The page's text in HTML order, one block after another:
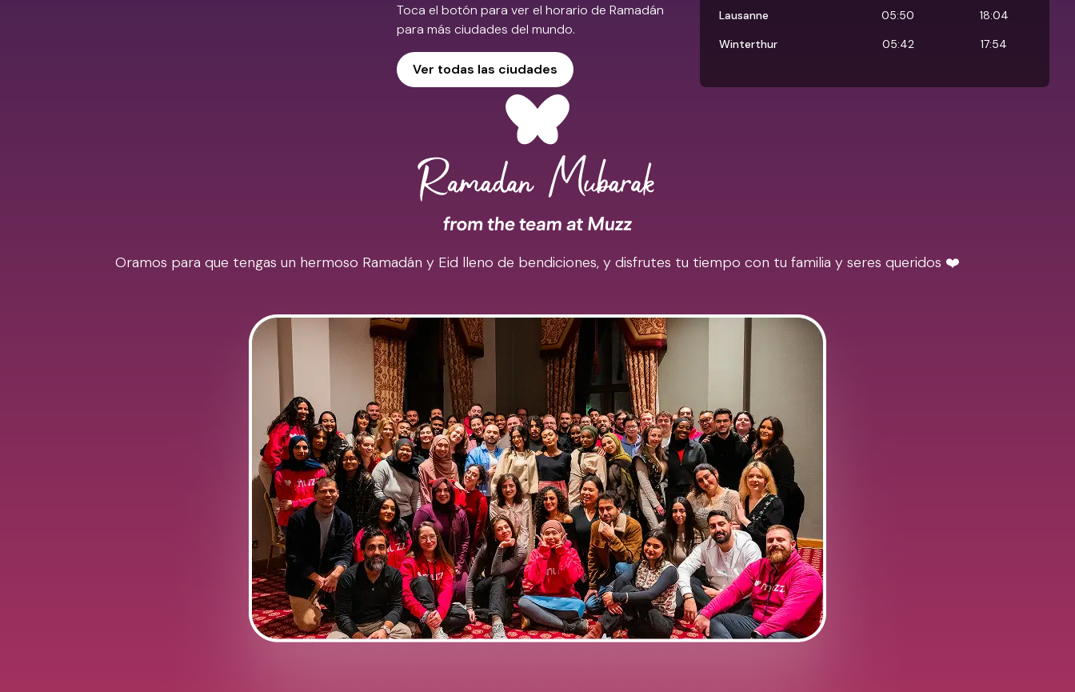
Toca el botón para ver el horario de Ramadán
para más ciudades del mundo.
Ver todas las ciudades
Lausanne
05:50
18:04
Winterthur
05:42 17:54
Oramos para que tengas un hermoso Ramadán y Eid lleno de bendiciones, y disfrutes tu tiempo con tu familia y seres queridos ❤️